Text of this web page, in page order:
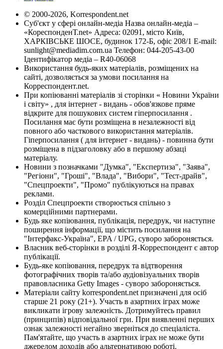
© 2000-2026, Korrespondent.net
Суб'єкт у сфері онлайн-медіа Назва онлайн-медіа –
«КореспонденТ.net» Адреса: 02091, місто Київ,
ХАРКІВСЬКЕ ШОСЕ, будинок 172-Б, офіс 208/1 E-mail:
sunlight@mediadim.com.ua Телефон: 044-205-43-00
Ідентифікатор медіа – R40-06068
Використання будь-яких матеріалів, розміщених на
сайті, дозволяється за умови посилання на
Корреспондент.net.
При копіюванні матеріалів зі сторінки « Новини України
і світу» , для інтернет - видань - обов'язкове пряме
відкрите для пошукових систем гіперпосилання .
Посилання має бути розміщена в незалежності від
повного або часткового використання матеріалів.
Гіперпосилання ( для інтернет - видань) - повинна бути
розміщена в підзаголовку або в першому абзаці
матеріалу.
Новини з позначками "Думка", "Експертиза", "Заява",
"Регіони", "Гроші", "Влада", "Вибори", "Тест-драйв",
"Спецпроекти", "Промо" публікуються на правах
реклами.
Розділ Спецпроекти створюється спільно з
комерційними партнерами.
Будь яке копіювання, публікація, передрук, чи наступне
поширення інформації, що містить посилання на
"Інтерфакс-Україна", EPA / UPG, суворо забороняється.
Власник веб-сторінки в розділі Я-Корреспондент є автор
публікації.
Будь-яке копіювання, передрук та відтворення
фотографічних творів та/або аудіовізуальних творів
правовласника Getty Images - суворо забороняється.
Матеріали сайту korrespondent.net призначені для осіб
старше 21 року (21+). Участь в азартних іграх може
викликати ігрову залежність. Дотримуйтесь правил
(принципів) відповідальної гри. При виявленні перших
ознак залежності негайно зверніться до спеціаліста.
Пам'ятайте, що участь в азартних іграх не може бути
джерелом доходів або альтернативою роботі.